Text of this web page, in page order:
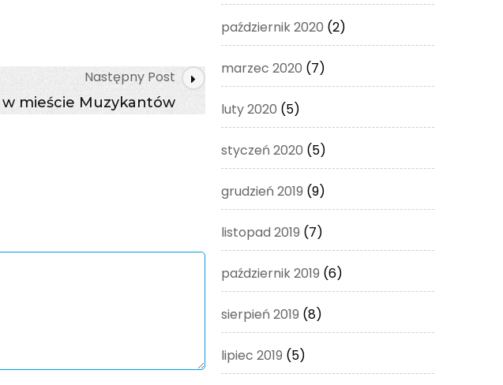
Następny Post
w mieście Muzykantów
październik 2020 (2)
marzec 2020 (7)
luty 2020 (5)
styczeń 2020 (5)
grudzień 2019 (9)
listopad 2019 (7)
październik 2019 (6)
sierpień 2019 (8)
lipiec 2019 (5)